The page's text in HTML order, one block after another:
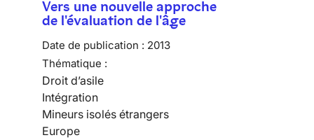
Vers une nouvelle approche
de l'évaluation de l'âge
Date de publication : 2013
Thématique :
Droit d’asile
Intégration
Mineurs isolés étrangers
Europe